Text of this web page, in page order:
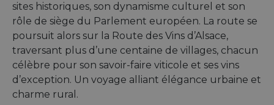
sites historiques, son dynamisme culturel et son
rôle de siège du Parlement européen. La route se
poursuit alors sur la Route des Vins d’Alsace,
traversant plus d’une centaine de villages, chacun
célèbre pour son savoir-faire viticole et ses vins
d’exception. Un voyage alliant élégance urbaine et
charme rural.